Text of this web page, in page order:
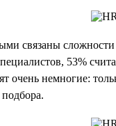
связаны
53%
очень немногие: